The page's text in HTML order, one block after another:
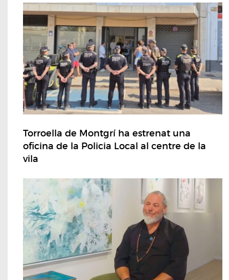
Torroella de Montgrí ha estrenat una
oficina de la Policia Local al centre de la
vila